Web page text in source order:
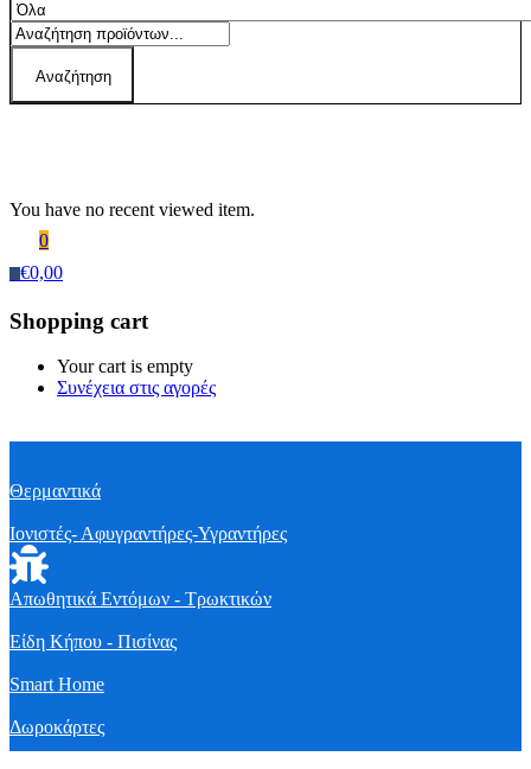
Αναζήτηση
You have no recent viewed item.
0
€0,00
Shopping cart
Your cart is empty
Συνέχεια στις αγορές
Θερμαντικά
Ιονιστές- Αφυγραντήρες-Υγραντήρες
Απωθητικά Εντόμων - Τρωκτικών
Είδη Κήπου - Πισίνας
Smart Home
Δωροκάρτες